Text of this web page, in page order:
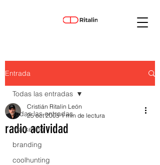
Entrada
Todas las entradas
marketing
branding
coolhunting
Todas las entradas
radio actividad
Cristián Ritalin León
25 oct 2005 1 min de lectura